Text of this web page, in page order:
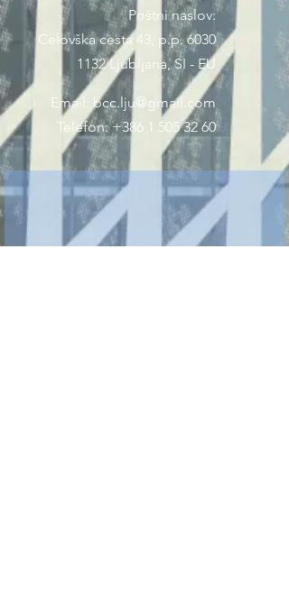
Poštni naslov:
Celovška cesta 43, p.p. 6030
1132 Ljubljana, SI - EU
Email: bcc.lju@gmail.com
Telefon:+386 1 505 32 60